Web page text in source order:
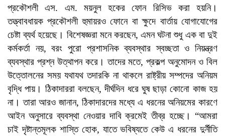
প্রকৌশলী এস. এম. ময়নুল হকের ফোন রিসিভ করা হয়নি।
তত্ত্বাবধায়ক প্রকৌশলী হুমায়রও ফোনে বা ক্ষুদে বার্তায় যোগাযোগের
চেষ্টা ব্যর্থ হয়েছে। বিশেষজ্ঞরা মনে করছেন, এমন ঘটনা শুধু এক বা দুই
কর্মকর্তা নয়, বরং পুরো প্রশাসনিক ব্যবস্থার স্বচ্ছতা ও নিয়ন্ত্রণ
ব্যবস্থার প্রশ্ন উত্থাপন করে। তাদের মতে, প্রকল্প অনুমোদন ও বিল
উত্তোলনের সময় যথাযথ তদারকি না থাকলে রাষ্ট্রীয় সম্পদের অনিয়ম
বৃদ্ধি পায়। ঠিকাদাররা বলছেন, দীর্ঘদিন ধরে ঘুষ ছাড়া কোনো কাজ হয়
না। তারা আরও জানান, ঠিকাদারদের মধ্যে এ ধরনের অনিয়মের কারণে
আইন অনুসারে ব্যবস্থা নেওয়ার দাবি ক্রমেই তীব্র হচ্ছে। “আমরা
চাই দৃষ্টান্তমূলক শাস্তি হোক, যাতে ভবিষ্যতে কেউ এ ধরনের দুর্নীতি